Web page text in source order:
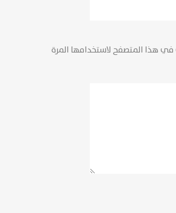
في هذا المتصفح لاستخدامها المرة